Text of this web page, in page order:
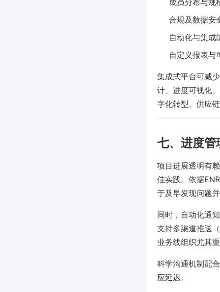
成员分布与规
合规及数据安
自动化与集成
自定义报表与
集成式平台可减
计、进度可视化
字化转型、供应
七、进度管
项目进展透明有
佳实践。依据
于及早发现问题
同时，自动化通
支持多渠道推送
业务线组织尤其
科学沟通机制配
应延迟。